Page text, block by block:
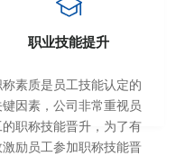
职业技能提升
称素质是员工技能认定的
键因素，公司非常重视员
的职称技能晋升，为了有
激励员工参加职称技能晋